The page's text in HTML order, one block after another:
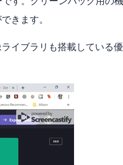
きます。
イブラリも搭載している